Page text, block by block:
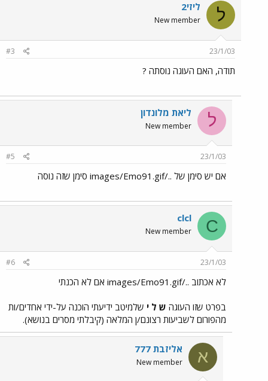
ל ליזי2
New member
23/1/03
#3
תודה, האם העוגה נוסתה ?
ל ליאת מלונדון
New member
23/1/03
#5
אם יש סימן של ../images/Emo91.gif סימן שזה נוסה
C
clcl
New member
23/1/03
#6
לא אכתוב ../images/Emo91.gif אם לא הכנתי
בפרט שזו העוגה ש ל י שלמיטב ידיעתי הוכנה על-ידי אחדים/ות
מהפורום לשביעות רצונם/ן המלאה (קיבלתי מסרים בנושא).
א אליזבת 777
New member